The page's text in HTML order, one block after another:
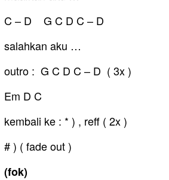
C – D G C D C – D
salahkan aku …
outro : G C D C – D ( 3x )
Em D C
kembali ke : * ) , reff ( 2x )
# ) ( fade out )
(fok)